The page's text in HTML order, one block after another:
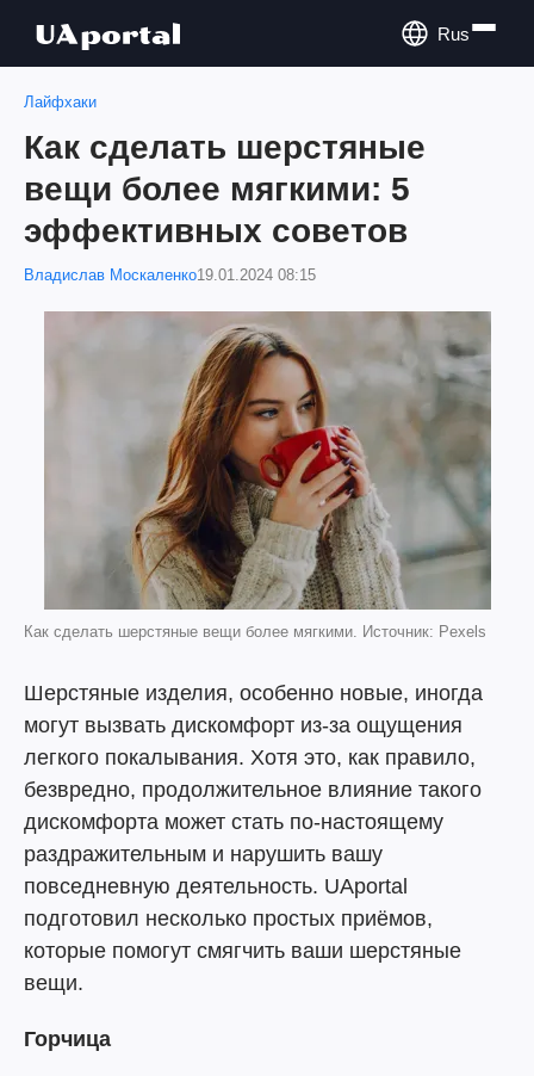
Rus
Лайфхаки
Как сделать шерстяные
вещи более мягкими: 5
эффективных советов
Владислав Москаленко19.01.2024 08:15
Как сделать шерстяные вещи более мягкими. Источник: Pexels
Шерстяные изделия, особенно новые, иногда
могут вызвать дискомфорт из-за ощущения
легкого покалывания. Хотя это, как правило,
безвредно, продолжительное влияние такого
дискомфорта может стать по-настоящему
раздражительным и нарушить вашу
повседневную деятельность. UAportal
подготовил несколько простых приёмов,
которые помогут смягчить ваши шерстяные
вещи.
Горчица